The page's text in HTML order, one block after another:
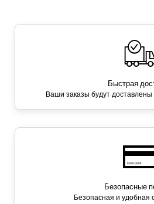
Быстрая
Ваши заказы будут
Безопасные
Безопасная и удобная